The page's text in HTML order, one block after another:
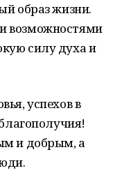
образ жизни.
возможностями
силу духа и
успехов в
и добрым, а